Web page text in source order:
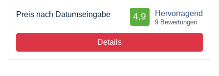
Preis nach Datumseingabe Hervorragend
4,9
9 Bewertungen
Details